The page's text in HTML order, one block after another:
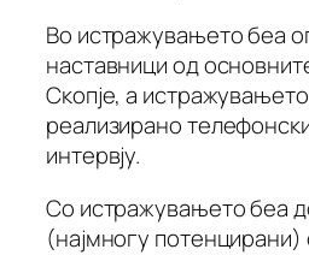
Во истражувањето беа
наставници од
Скопје, а
реализирано
интервју.
Со истражувањето беа
(најмногу